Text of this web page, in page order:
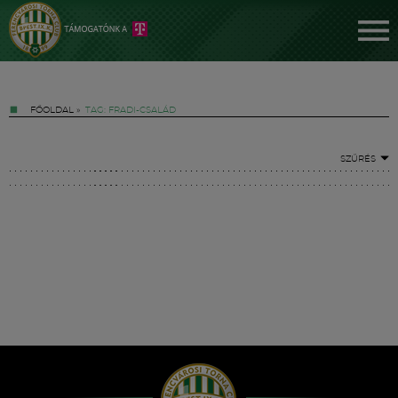
FŐOLDAL » TAG: FRADI-CSALÁD
SZŰRÉS
Hírek